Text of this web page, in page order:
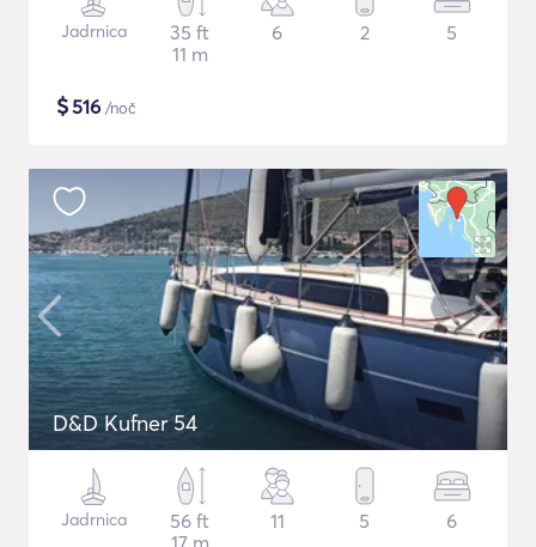
Jadrnica
35 ft
11 m
6 2 5
$516 /noč
D&D Kufner 54
Jadrnica
56 ft
17 m
11 5 6